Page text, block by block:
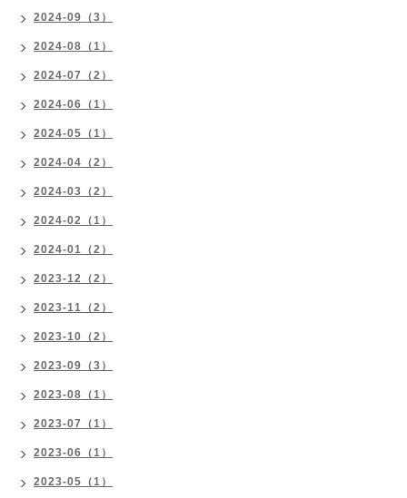
2024-09（3）
2024-08（1）
2024-07（2）
2024-06（1）
2024-05（1）
2024-04（2）
2024-03（2）
2024-02（1）
2024-01（2）
2023-12（2）
2023-11（2）
2023-10（2）
2023-09（3）
2023-08（1）
2023-07（1）
2023-06（1）
2023-05（1）